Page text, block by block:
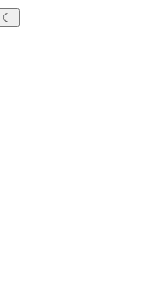
☾